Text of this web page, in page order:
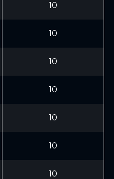
10
10
10
10
10
10
10